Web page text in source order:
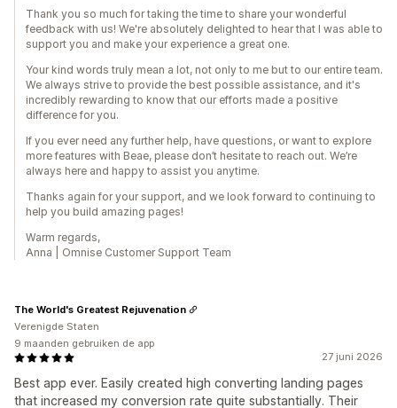
Thank you so much for taking the time to share your wonderful
feedback with us! We're absolutely delighted to hear that I was able to
support you and make your experience a great one.
Your kind words truly mean a lot, not only to me but to our entire team.
We always strive to provide the best possible assistance, and it's
incredibly rewarding to know that our efforts made a positive
difference for you.
If you ever need any further help, have questions, or want to explore
more features with Beae, please don’t hesitate to reach out. We’re
always here and happy to assist you anytime.
Thanks again for your support, and we look forward to continuing to
help you build amazing pages!
Warm regards,
Anna | Omnise Customer Support Team
27 juni 2026
Best app ever. Easily created high converting landing pages
that increased my conversion rate quite substantially. Their
The World's Greatest Rejuvenation
Verenigde Staten
9 maanden gebruiken de app